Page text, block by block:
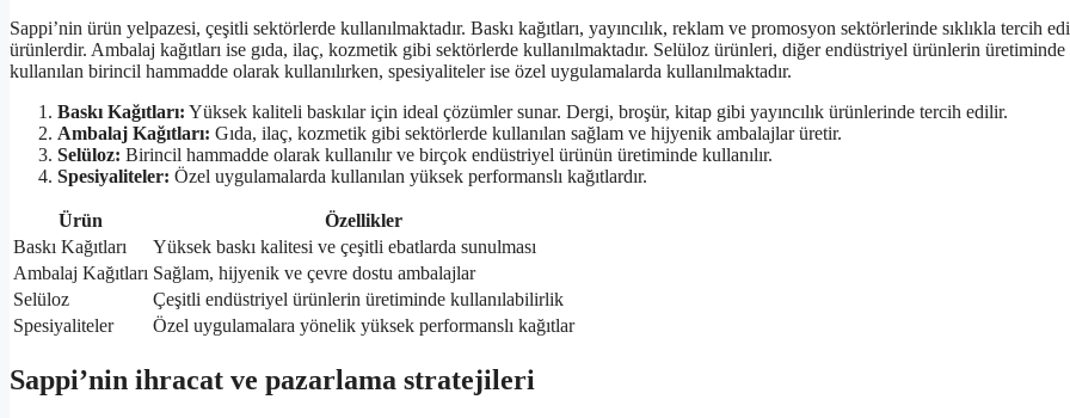
Sappi’nin ürün yelpazesi, çeşitli sektörlerde kullanılmaktadır. Baskı kağıtları, yayıncılık, reklam ve promosyon sektörlerinde sıklıkla tercih
ürünlerdir. Ambalaj kağıtları ise gıda, ilaç, kozmetik gibi sektörlerde kullanılmaktadır. Selüloz ürünleri, diğer endüstriyel ürünlerin üretiminde
kullanılan birincil hammadde olarak kullanılırken, spesiyaliteler ise özel uygulamalarda kullanılmaktadır.
Baskı Kağıtları: Yüksek kaliteli baskılar için ideal çözümler sunar. Dergi, broşür, kitap gibi yayıncılık ürünlerinde tercih edilir.
Ambalaj Kağıtları: Gıda, ilaç, kozmetik gibi sektörlerde kullanılan sağlam ve hijyenik ambalajlar üretir.
Selüloz: Birincil hammadde olarak kullanılır ve birçok endüstriyel ürünün üretiminde kullanılır.
Spesiyaliteler: Özel uygulamalarda kullanılan yüksek performanslı kağıtlardır.
Ürün
Özellikler
Baskı Kağıtları
Yüksek baskı kalitesi ve çeşitli ebatlarda sunulması
Ambalaj Kağıtları Sağlam, hijyenik ve çevre dostu ambalajlar
Selüloz
Çeşitli endüstriyel ürünlerin üretiminde kullanılabilirlik
Spesiyaliteler
Özel uygulamalara yönelik yüksek performanslı kağıtlar
Sappi’nin ihracat ve pazarlama stratejileri